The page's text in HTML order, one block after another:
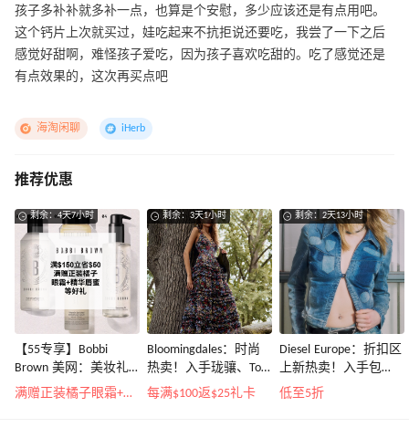
孩子多补补就多补一点，也算是个安慰，多少应该还是有点用吧。
这个钙片上次就买过，娃吃起来不抗拒说还要吃，我尝了一下之后
感觉好甜啊，难怪孩子爱吃，因为孩子喜欢吃甜的。吃了感觉还是
有点效果的，这次再买点吧
海淘闲聊 iHerb
推荐优惠
剩余：4天7小时
【55专享】Bobbi
Brown 美网：美妆礼
遇！满$150立省$50
满赠正装橘子眼霜+精华唇蜜等好礼
剩余：3天1小时
Bloomingdales：时尚
热卖！入手珑骧、Tory
Burch、拉夫劳伦等
每满$100返$25礼卡
剩余：2天13小时
Diesel Europe：折扣区
上新热卖！入手包
袋、服饰、鞋履等
低至5折